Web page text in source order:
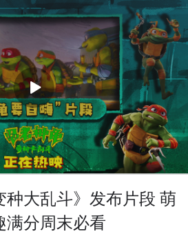
种大乱斗》发布片段 萌
满分周末必看